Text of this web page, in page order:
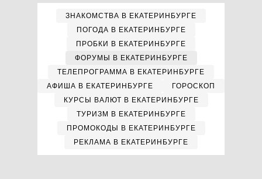
ЗНАКОМСТВА В ЕКАТЕРИНБУРГЕ
ПОГОДА В ЕКАТЕРИНБУРГЕ
ПРОБКИ В ЕКАТЕРИНБУРГЕ
ФОРУМЫ В ЕКАТЕРИНБУРГЕ
ТЕЛЕПРОГРАММА В ЕКАТЕРИНБУРГЕ
АФИША В ЕКАТЕРИНБУРГЕ
ГОРОСКОП
КУРСЫ ВАЛЮТ В ЕКАТЕРИНБУРГЕ
ТУРИЗМ В ЕКАТЕРИНБУРГЕ
ПРОМОКОДЫ В ЕКАТЕРИНБУРГЕ
РЕКЛАМА В ЕКАТЕРИНБУРГЕ